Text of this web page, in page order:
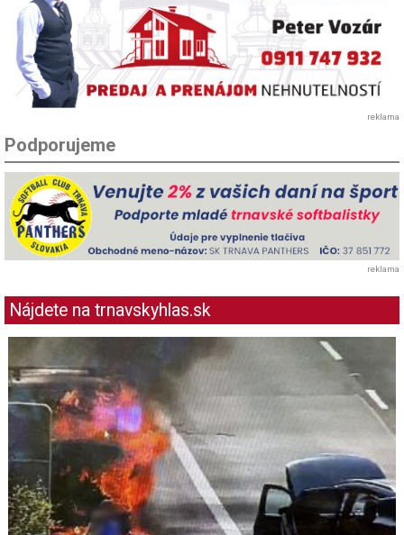
reklama
Podporujeme
reklama
Nájdete na trnavskyhlas.sk